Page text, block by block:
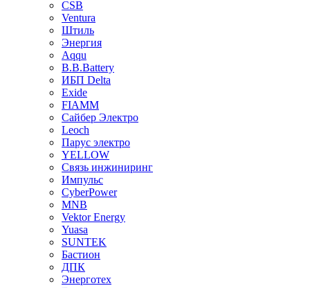
CSB
Ventura
Штиль
Энергия
Aqqu
B.B.Bаttery
ИБП Delta
Exide
FIAMM
Сайбер Электро
Leoch
Парус электро
YELLOW
Связь инжиниринг
Импульс
CyberPower
MNB
Vektor Energy
Yuasa
SUNTEK
Бастион
ДПК
Энерготех